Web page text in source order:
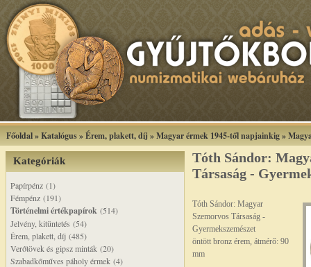
Főoldal»Katalógus»Érem, plakett, díj »Magyar érmek 1945-től napjainkig»
Kategóriák
Papírpénz (1)
Fémpénz (191)
Történelmi értékpapírok (514)
Jelvény, kitüntetés (54)
Érem, plakett, díj (485)
Verőtövek és gipsz minták (20)
Szabadkőműves páholy érmek (4)
Tóth Sándor:
Társaság -
Tóth Sándor: Magyar
Szemorvos Társaság -
Gyermekszemészet
öntött bronz érem, átmérő: 90
mm